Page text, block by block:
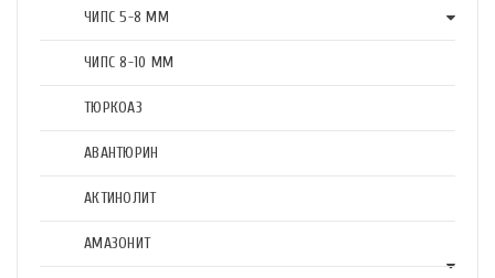
ЧИПС 5-8 ММ
ЧИПС 8-10 ММ
ТЮРКОАЗ
АВАНТЮРИН
АКТИНОЛИТ
АМАЗОНИТ